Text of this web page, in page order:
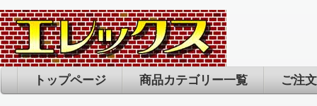
トップページ 商品カテゴリー一覧 ご注